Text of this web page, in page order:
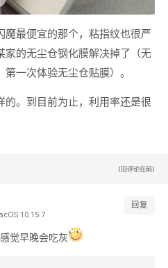
魔最便宜的那个，粘指纹也很严
家的无尘仓钢化膜解决掉了（无
一次体验无尘仓贴膜）。
的。到目前为止，利用率还是很
(旧评论在前)
回复
10.15.7
觉早晚会吃灰